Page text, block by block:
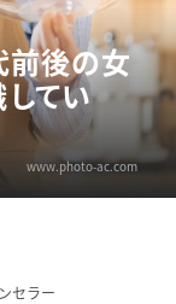
前後の女
てい
www.photo-ac.com
セラー